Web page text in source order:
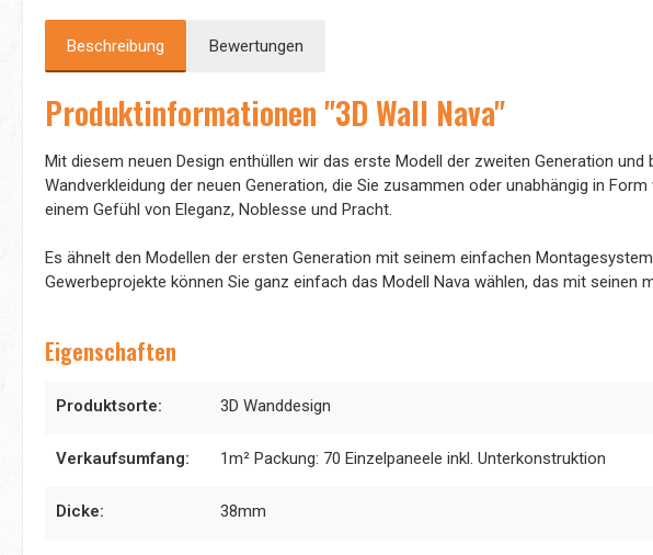
Beschreibung Bewertungen
Produktinformationen "3D Wall Nava"
Mit diesem neuen Design enthüllen wir das erste Modell der zweiten Generation
Wandverkleidung der neuen Generation, die Sie zusammen oder unabhängig in
einem Gefühl von Eleganz, Noblesse und Pracht.
Es ähnelt den Modellen der ersten Generation mit seinem einfachen
Gewerbeprojekte können Sie ganz einfach das Modell Nava wählen, das mit
Eigenschaften
Produktsorte: 3D Wanddesign
Verkaufsumfang: 1m² Packung: 70 Einzelpaneele inkl. Unterkonstruktion
Dicke: 38mm